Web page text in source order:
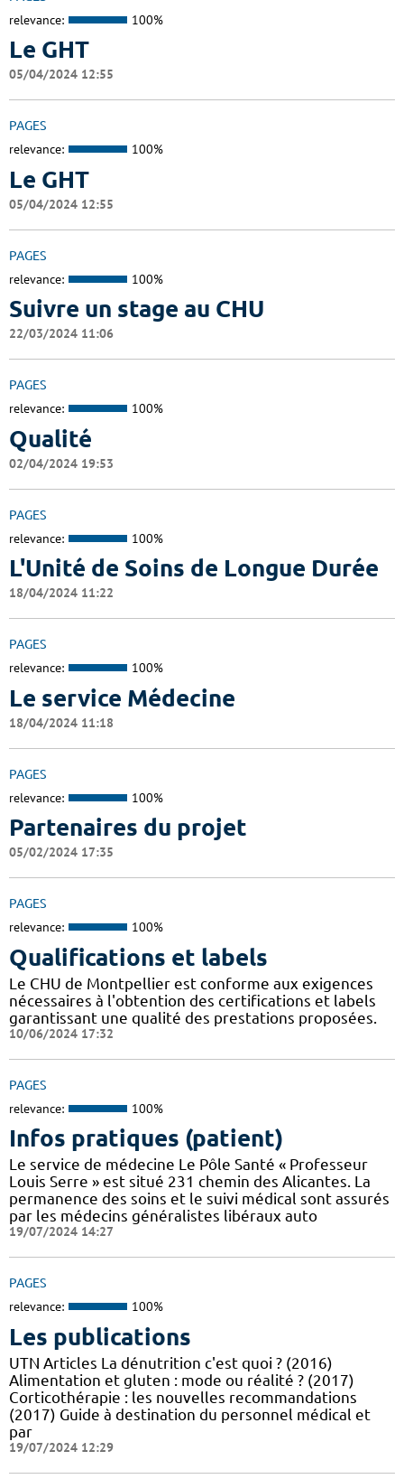
relevance: 100%
Le GHT
05/04/2024 12:55
PAGES
relevance: 100%
Le GHT
05/04/2024 12:55
PAGES
relevance: 100%
Suivre un stage au CHU
22/03/2024 11:06
PAGES
relevance: 100%
Qualité
02/04/2024 19:53
PAGES
relevance: 100%
L'Unité de Soins de Longue Durée
18/04/2024 11:22
PAGES
relevance: 100%
Le service Médecine
18/04/2024 11:18
PAGES
relevance: 100%
Partenaires du projet
05/02/2024 17:35
PAGES
relevance: 100%
Qualifications et labels
Le CHU de Montpellier est conforme aux exigences
nécessaires à l'obtention des certifications et labels
garantissant une qualité des prestations proposées.
10/06/2024 17:32
PAGES
relevance: 100%
Infos pratiques (patient)
Le service de médecine Le Pôle Santé « Professeur
Louis Serre » est situé 231 chemin des Alicantes. La
permanence des soins et le suivi médical sont assurés
par les médecins généralistes libéraux auto
19/07/2024 14:27
PAGES
relevance: 100%
Les publications
UTN Articles La dénutrition c'est quoi ? (2016)
Alimentation et gluten : mode ou réalité ? (2017)
Corticothérapie : les nouvelles recommandations
(2017) Guide à destination du personnel médical et
par
19/07/2024 12:29